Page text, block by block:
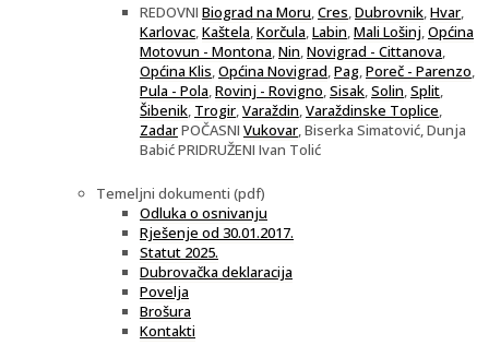
REDOVNI Biograd na Moru,Cres,Dubrovnik,Hvar,
Karlovac,Kaštela,Korčula,Labin,Mali Lošinj,Općina
Motovun - Montona,Nin,Novigrad - Cittanova,
Općina Klis,Općina Novigrad,Pag,Poreč - Parenzo,
Pula - Pola,Rovinj - Rovigno,Sisak,Solin,Split,
Šibenik, Trogir,Varaždin,Varaždinske Toplice,
ZadarPOČASNI Vukovar, Biserka Simatović, Dunja
Babić PRIDRUŽENI Ivan Tolić
Temeljni dokumenti (pdf)
Odluka o osnivanju
Rješenje od 30.01.2017.
Statut 2025.
Dubrovačka deklaracija
Povelja
Brošura
Kontakti